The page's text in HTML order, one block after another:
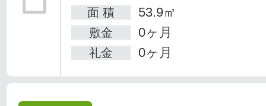
面 積 53.9㎡
敷金 0ヶ月
礼金 0ヶ月